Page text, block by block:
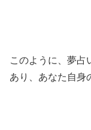
このように、夢占
あり、あなた自身